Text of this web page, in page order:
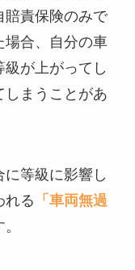
賠責保険のみで
場合、自分の車
が上がってし
しまうことがあ
等級に影響し
れる 「車両無過